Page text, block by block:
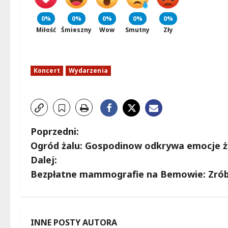
0%
Miłość
0%
Śmieszny
0%
Wow
0%
Smutny
0%
Zły
Koncert Wydarzenia
Z
o
b
c
Poprzedni:
Ogród żalu: Gospodinow odkrywa emocje
Dalej:
Bezpłatne mammografie na Bemowie:
INNE POSTY AUTORA